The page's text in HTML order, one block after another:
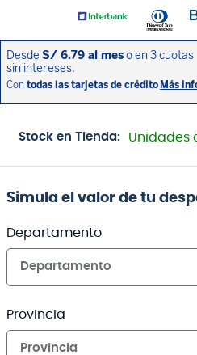
Stock en Tienda: Unidades
Simula el valor de tu
Departamento
Departamento
Provincia
Provincia